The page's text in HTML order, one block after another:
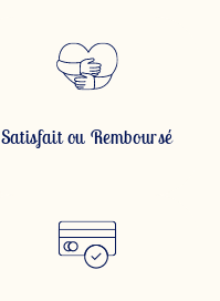
Satisfait ou Remboursé